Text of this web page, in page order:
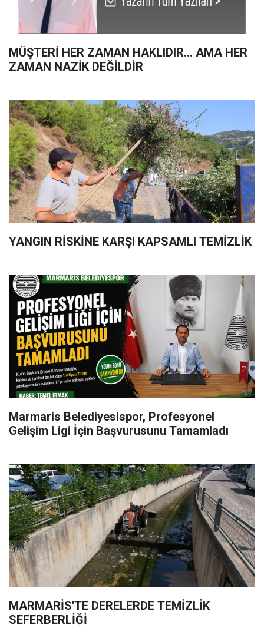
MÜŞTERİ HER ZAMAN HAKLIDIR… AMA HER
ZAMAN NAZİK DEĞİLDİR
YANGIN RİSKİNE KARŞI KAPSAMLI TEMİZLİK
Marmaris Belediyesispor, Profesyonel
Gelişim Ligi İçin Başvurusunu Tamamladı
MARMARİS'TE DERELERDE TEMİZLİK
SEFERBERLİĞİ